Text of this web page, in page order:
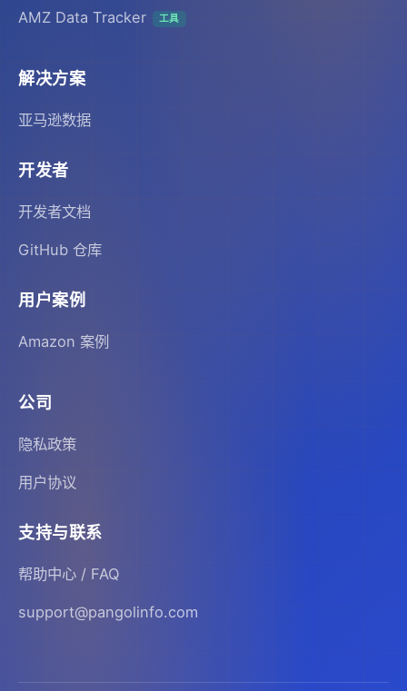
AMZ Data Tracker 工具
解决方案
亚马逊数据
开发者
开发者文档
GitHub 仓库
用户案例
Amazon 案例
公司
隐私政策
用户协议
支持与联系
帮助中心 / FAQ
support@pangolinfo.com